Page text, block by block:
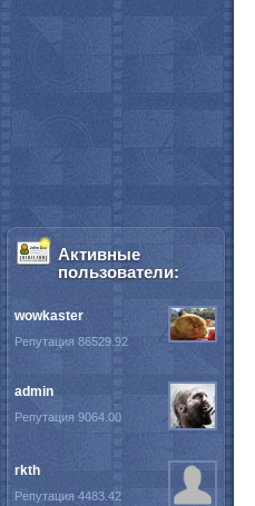
Активные
пользователи:
wowkaster
Репутация 86529.92
admin
Репутация 9064.00
rkth
Репутация 4483.42